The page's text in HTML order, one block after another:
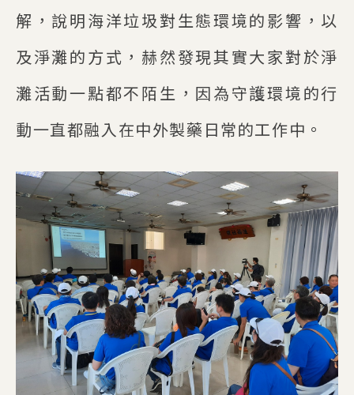
解，說明海洋垃圾對生態環境的影響，以
及淨灘的方式，赫然發現其實大家對於淨
灘活動一點都不陌生，因為守護環境的行
動一直都融入在中外製藥日常的工作中。